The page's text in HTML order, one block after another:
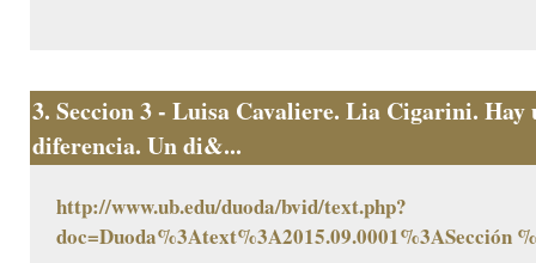
3. Seccion 3 - Luisa Cavaliere. Lia Cigarini. Hay
diferencia. Un di&...
http://www.ub.edu/duoda/bvid/text.php?
doc=Duoda%3Atext%3A2015.09.0001%3ASección